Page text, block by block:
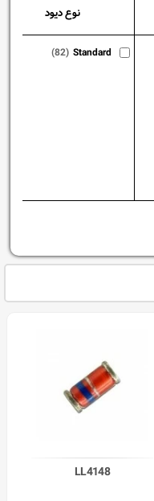
نوع دیود
Standard
(82)
LL4148